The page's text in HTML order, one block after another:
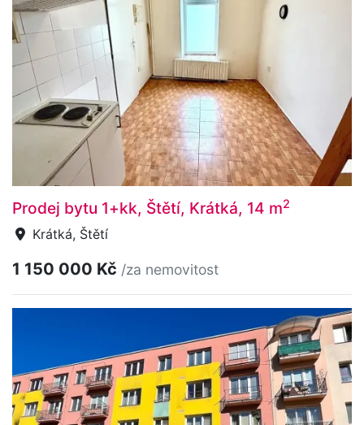
Prodej bytu 1+kk, Štětí, Krátká, 14 m2
Krátká, Štětí
1 150 000 Kč /za nemovitost